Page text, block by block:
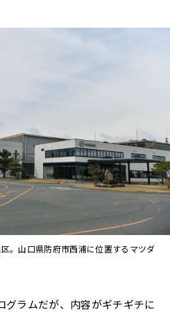
。山口県防府市西浦に位置するマツダ
グラムだが、内容がギチギチに